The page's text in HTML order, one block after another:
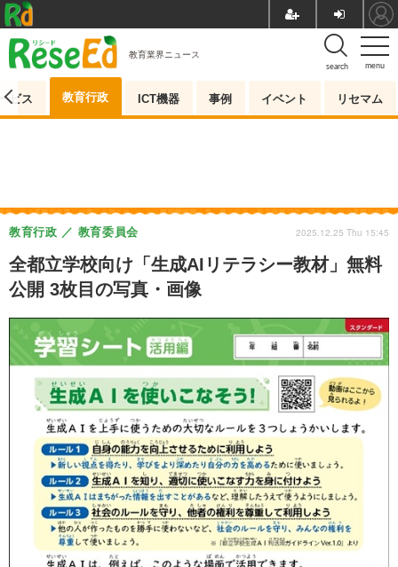
menu
search
教育業界ニュース
ビス 教育行政 ICT機器 事例 イベント リセマム
全都立学校向け「生成AIリテラシー教材」無料
公開 3枚目の写真・画像
教育行政 教育委員会 2025.12.25 Thu 15:45